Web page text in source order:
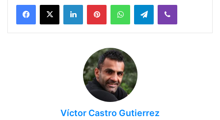
Facebook
X LinkedInPinterestWhatsAppTelegramViber
Víctor Castro Gutierrez